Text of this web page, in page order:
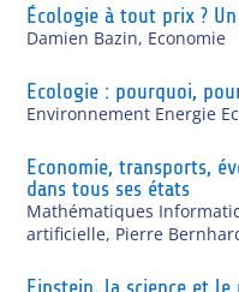
Écologie à tout prix ?
Damien Bazin, Economie
Ecologie : pourquoi,
Environnement Energie
Economie, transports,
dans tous ses états
Mathématiques
artificielle, Pierre